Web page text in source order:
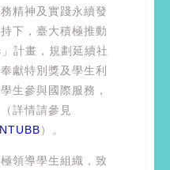
精神及實踐永續發
下，臺大積極推動
計畫，規劃延續社
獻特別獎及學生利
生參與國際服務，
詳情請參見
）。
領導學生組織，致